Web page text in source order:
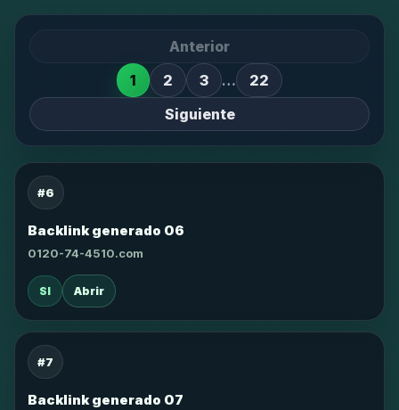
Anterior
1
2 3 …
22
Siguiente
#6
Backlink generado 06
0120-74-4510.com
SI Abrir
#7
Backlink generado 07